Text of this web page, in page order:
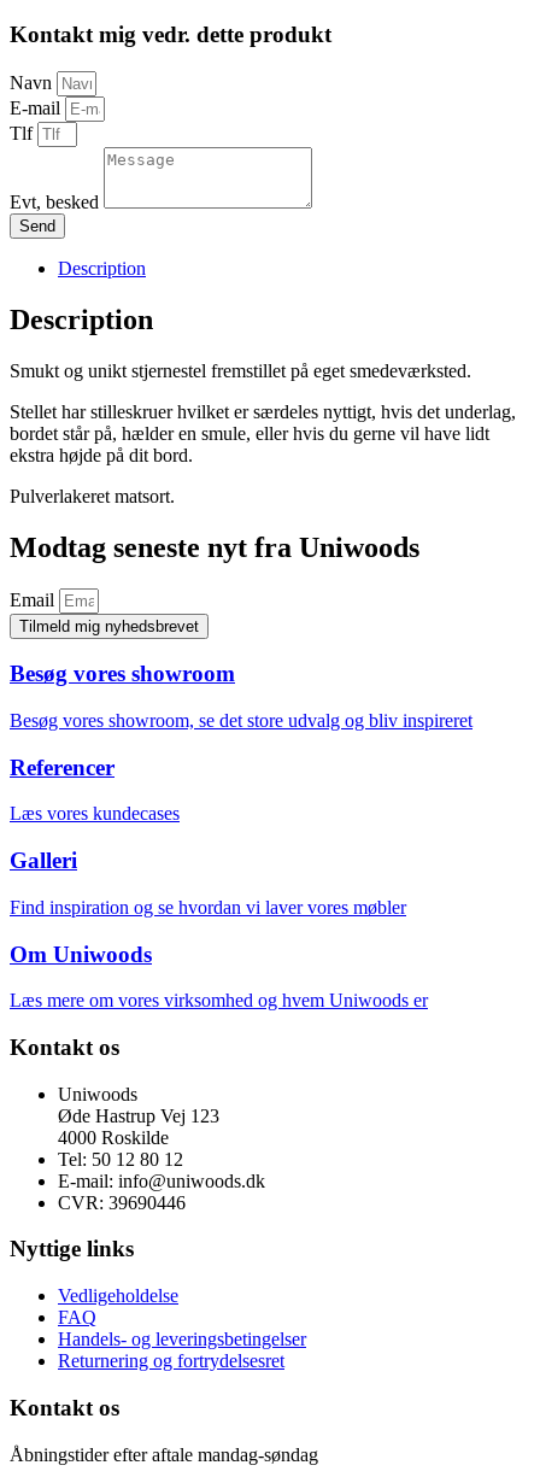
Kontakt mig vedr. dette produkt
Navn
E-mail
Tlf
Evt, besked
Send
Description
Description
Smukt og unikt stjernestel fremstillet på eget smedeværksted.
Stellet har stilleskruer hvilket er særdeles nyttigt, hvis det underlag,
bordet står på, hælder en smule, eller hvis du gerne vil have lidt
ekstra højde på dit bord.
Pulverlakeret matsort.
Modtag seneste nyt fra Uniwoods
Email
Tilmeld mig nyhedsbrevet
Besøg vores showroom
Besøg vores showroom, se det store udvalg og bliv inspireret
Referencer
Læs vores kundecases
Galleri
Find inspiration og se hvordan vi laver vores møbler
Om Uniwoods
Læs mere om vores virksomhed og hvem Uniwoods er
Kontakt os
Uniwoods
Øde Hastrup Vej 123
4000 Roskilde
Tel: 50 12 80 12
E-mail: info@uniwoods.dk
CVR: 39690446
Nyttige links
Vedligeholdelse
FAQ
Handels- og leveringsbetingelser
Returnering og fortrydelsesret
Kontakt os
Åbningstider efter aftale mandag-søndag